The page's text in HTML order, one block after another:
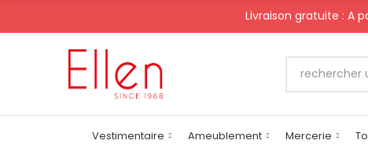
Livraison gratuite : A
Vestimentaire Ameublement Mercerie